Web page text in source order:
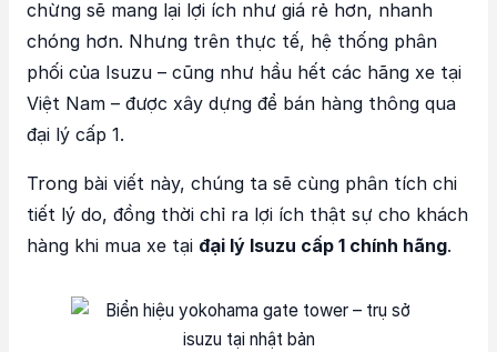
chừng sẽ mang lại lợi ích như giá rẻ hơn, nhanh
chóng hơn. Nhưng trên thực tế, hệ thống phân
phối của Isuzu – cũng như hầu hết các hãng xe tại
Việt Nam – được xây dựng để bán hàng thông qua
đại lý cấp 1.
Trong bài viết này, chúng ta sẽ cùng phân tích chi
tiết lý do, đồng thời chỉ ra lợi ích thật sự cho khách
hàng khi mua xe tại đại lý Isuzu cấp 1 chính hãng.